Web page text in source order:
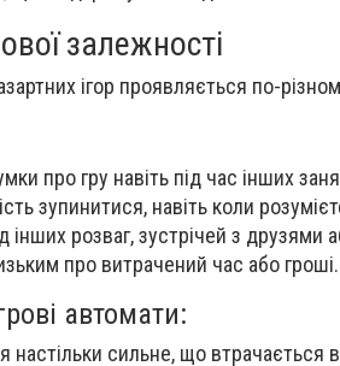
залежності
ігор проявляється по-
про гру навіть під час інших
зупинитися, навіть коли
інших розваг, зустрічей з друзями
про витрачений час або гроші.
автомати:
настільки сильне, що втрачається